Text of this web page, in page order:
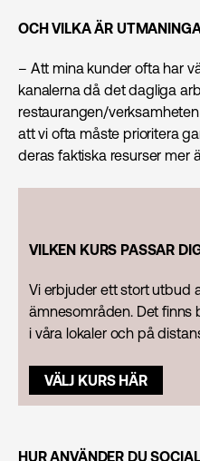
OCH VILKA ÄR
– Att mina kunder ofta har
kanalerna då det dagliga
restaurangen/
att vi ofta måste prioritera
deras faktiska resurser mer
VILKEN KURS PASSAR
Vi erbjuder ett stort utbud
ämnesområden. Det finns
i våra lokaler och på
VÄLJ KURS HÄR
HUR ANVÄNDER DU